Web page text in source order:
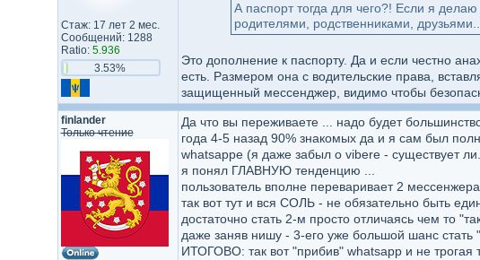
Стаж: 17 лет 2 мес.
Сообщений: 1288
Ratio: 5.936
3.53%
А паспорт тогда для чего?! Если я
родителями, родственниками,
Это дополнение к паспорту. Да и если честно
есть. Размером она с водительские права,
защищенный мессенджер, видимо чтобы
finlander
Только чтение
Да что вы переживаете ... надо будет
года 4-5 назад 90% знакомых да и я сам был
whatsappe (я даже забыл о vibere - существует
я понял ГЛАВНУЮ тенденцию ...
пользователь вполне переваривает 2
так вот тут и вся СОЛЬ - не обязательно быть
достаточно стать 2-м просто отличаясь чем то
даже заняв нишу - 3-его уже большой шанс стать
ИТОГОВО: так вот "прибив" whatsapp и не трогая